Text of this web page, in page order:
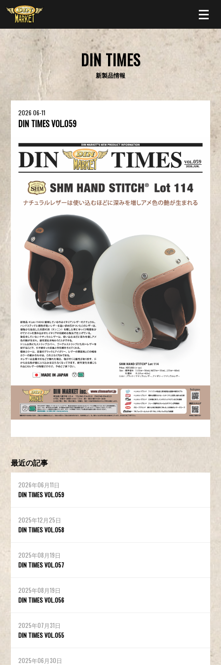
DIN TIMES
新製品情報
2026 06-11
DIN TIMES VOL.059
最近の記事
2026年06月11日
DIN TIMES VOL.059
2025年12月25日
DIN TIMES VOL.058
2025年08月19日
DIN TIMES VOL.057
2025年08月19日
DIN TIMES VOL.056
2025年07月31日
DIN TIMES VOL.055
2025年06月30日